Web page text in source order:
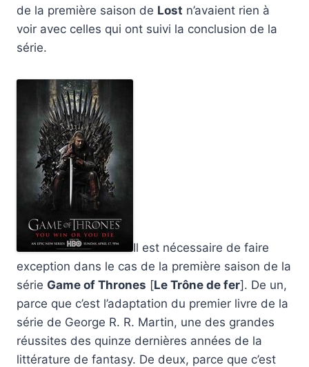
de la première saison de Lost n’avaient rien à
voir avec celles qui ont suivi la conclusion de la
série.
Il est nécessaire de faire
exception dans le cas de la première saison de la
série Game of Thrones [Le Trône de fer]. De un,
parce que c’est l’adaptation du premier livre de la
série de George R. R. Martin, une des grandes
réussites des quinze dernières années de la
littérature de fantasy. De deux, parce que c’est